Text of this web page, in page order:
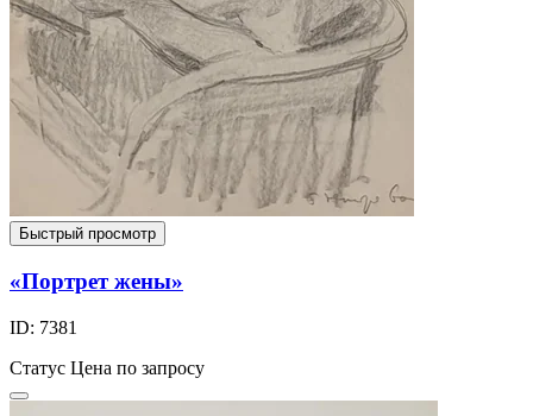
Быстрый просмотр
«Портрет жены»
ID: 7381
Статус Цена по запросу